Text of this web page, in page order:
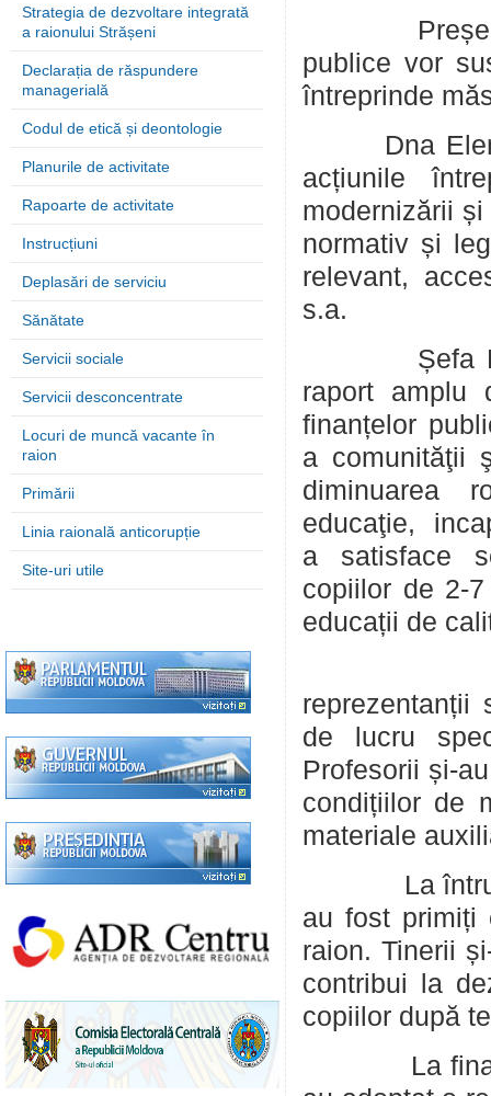
Strategia de dezvoltare integrată
a raionului Strășeni
Declarația de răspundere
managerială
Codul de etică și deontologie
Planurile de activitate
Rapoarte de activitate
Instrucțiuni
Deplasări de serviciu
Sănătate
Servicii sociale
Servicii desconcentrate
Locuri de muncă vacante în
raion
Primării
Linia raională anticorupție
Site-uri utile
publice vor
întreprinde
Dna Elena
acțiunile
modernizării
normativ și
relevant,
s.a.
Șefa
raport amplu
finanțelor
a comunităţii
diminuarea
educaţie,
a satisface
copiilor de 2-
educații de
reprezentanții
de lucru
Profesorii și-
condițiilor de
materiale
La întrunire
au fost primiți
raion. Tinerii
contribui la
copiilor după
La final,